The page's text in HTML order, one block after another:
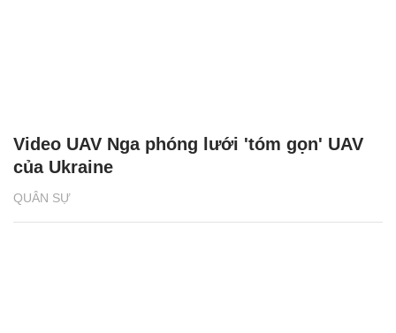
QUÂN SỰ
Video UAV Nga phóng lưới 'tóm gọn' UAV
của Ukraine